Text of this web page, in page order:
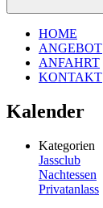
HOME
ANGEBOT
ANFAHRT
KONTAKT
Kalender
Kategorien
Jassclub
Nachtessen
Privatanlass